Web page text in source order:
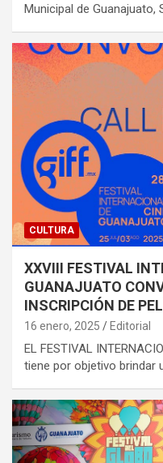
Municipal de Guanajuato,
CULTURA
XXVIII FESTIVAL
GUANAJUATO
INSCRIPCIÓN DE
16 enero, 2025 Editorial
EL FESTIVAL
tiene por objetivo brindar